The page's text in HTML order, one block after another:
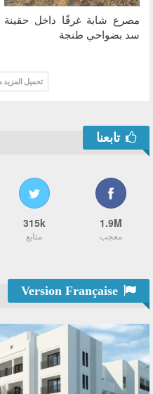
مصرع شابة غرقًا داخل حقينة
سد بضواحي طنجة
تحميل
تابعنا
1.9M
معجب
315k
متابع